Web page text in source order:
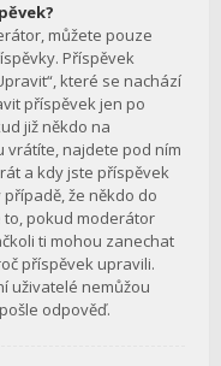
můžete pouze
Příspěvek
které se nachází
příspěvek jen po
již někdo na
vrátíte, najdete pod ním
a kdy jste příspěvek
že někdo do
pokud moderátor
ti mohou zanechat
příspěvek upravili.
uživatelé nemůžou
odpověď.